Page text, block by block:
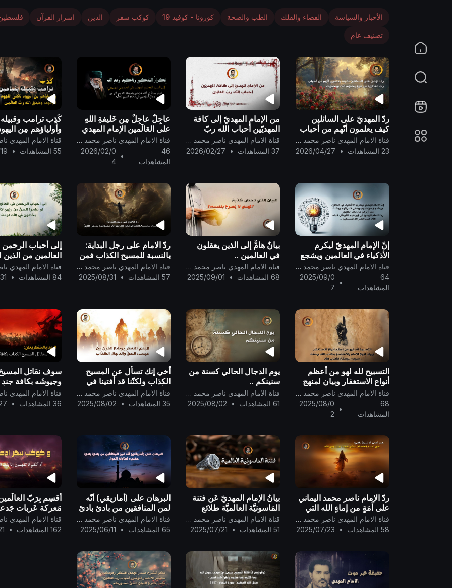
الأخبار والسياسة الفضاء والفلك الطب والصحة كورونا - كوفيد 19 كوكب سقر الدين اسرار القرآن
تصنيف عام
ردّ المهديّ على السائلين
كيف يعلمون أنّهم من أحباب
ربّ العالمين؛ من قومٍ يحبّهم
الله ويحبّونه ..
قناة الامام المهدي ناصر محمد اليماني
23 المشاهدات
•
2026/04/27
من الإمام المهديّ إلى كافة
المهديّين أحباب الله ربّ
العالمين ..
قناة الامام المهدي ناصر محمد اليماني
37 المشاهدات
•
2026/02/27
عاجِلٌ عاجِلٌ مِن خَليفةِ اللهِ
على العَالَمين الإمام المهدي
ناصر مُحَمد اليمانيّ إلى
المُرشدِ الكَرِيم جَنَاب السَّيد
علي الحسيني الخامنئ..
قناة الامام المهدي ناصر محمد اليماني
46
المشاهدات
•
2026/02/0
4
كَذِب ترامب وقبيله
وأولياؤهم مِن
العُهود ومُخلفي
وصَدَق الله رَبُّ
55 المشاهدات
•
إنّ الإمام المهديّ ليكرم
الأذكياء في العالمين ويشجع
مواهبهم وينمّي قُدراتهم
ويشدّ من أزرهم من بعد
الظهور..
قناة الامام المهدي ناصر محمد اليماني
64
المشاهدات
•
2025/09/0
7
بيانٌ هامٌّ إلى الذين يعقلون
في العالمين ..
قناة الامام المهدي ناصر محمد اليماني
68 المشاهدات
•
2025/09/01
ردّ الامام على رجل البداية:
بالنسبة للمسيح الكذاب فمن
قال لك أنّه محبوسٌ؟ بل حرٌّ
طليقٌ ..
قناة الامام المهدي ناصر محمد اليماني
57 المشاهدات
•
2025/08/31
إلى أحباب
العالمين من الذين
الحقّ من ربّهم
يخافون في الله
84 المشاهدات
•
التسبيح لله لهو من أعظم
أنواع الاستغفار وبيان لمنهج
الإمام بالاعتصام بكتاب الله
وسُنَّة رسوله الموافقة لكتاب
الله ..
قناة الامام المهدي ناصر محمد اليماني
68
المشاهدات
•
2025/08/0
2
يوم الدجال الحالي كسنة من
سنينكم ..
قناة الامام المهدي ناصر محمد اليماني
61 المشاهدات
•
2025/08/02
أخي إنك تسأل عن المسيح
الكذاب ولكنّنا قد أفتينا في
شأنه أنّه سوف يقول أنّه
المسيح عيسى ابن مريم .
قناة الامام المهدي ناصر محمد اليماني
35 المشاهدات
•
2025/08/02
سوف نقاتل
وجيوشَه بكافة جند
وليعلمن أيّنا أشدّ
تنكيلاً بإذن الله
36 المشاهدات
•
ردّ الإمام ناصر محمد اليماني
على أَمَةٍ من إماءٍ الله التي
تُفتيه بحبّ المسيح عيسى ابن
مريم ..
قناة الامام المهدي ناصر محمد اليماني
58 المشاهدات
•
2025/07/23
بيانُ الإمام المهديّ عَن فتنة
المَاسونيَّة العالميَّة طلائع
المَسيحِ الكَذابِ ..
قناة الامام المهدي ناصر محمد اليماني
51 المشاهدات
•
2025/07/21
البرهان على (أمازيقي) أنّه
لمن المنافقين من بادئ بادئ
حضوره لطاولة الحوار..
قناة الامام المهدي ناصر محمد اليماني
65 المشاهدات
•
2025/06/11
أُقسِم بِرَبّ
مَعركة عَربات
غَزَّة المُعجِزة
الله رب العالَمين..
162 المشاهدات
•